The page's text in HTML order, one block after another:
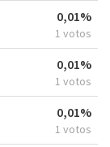
0,01%
1 votos
0,01%
1 votos
0,01%
1 votos